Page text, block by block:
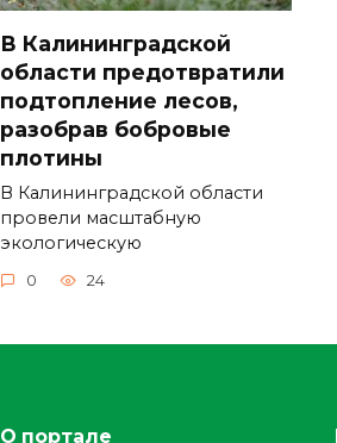
В Калининградской
области предотвратили
подтопление лесов,
разобрав бобровые
плотины
В Калининградской области
провели масштабную
экологическую
0 24
О портале